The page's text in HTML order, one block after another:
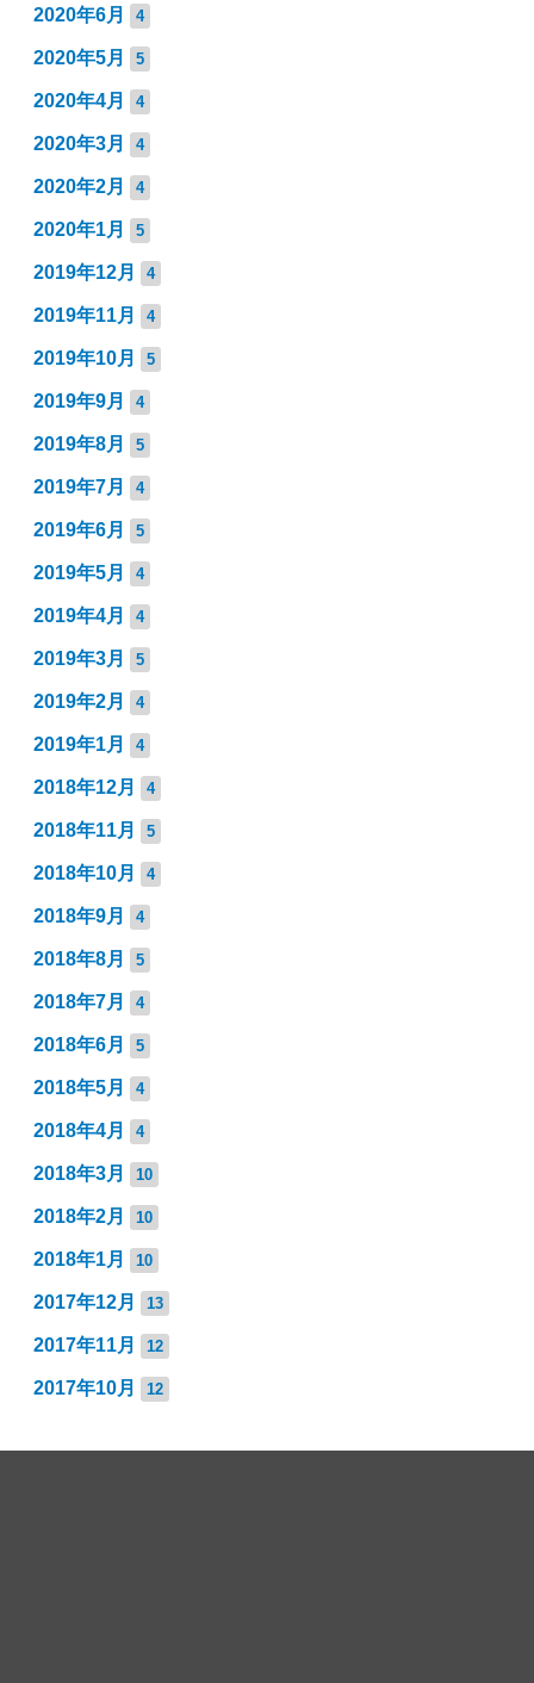
2020年6月 4
2020年5月 5
2020年4月 4
2020年3月 4
2020年2月 4
2020年1月 5
2019年12月 4
2019年11月 4
2019年10月 5
2019年9月 4
2019年8月 5
2019年7月 4
2019年6月 5
2019年5月 4
2019年4月 4
2019年3月 5
2019年2月 4
2019年1月 4
2018年12月 4
2018年11月 5
2018年10月 4
2018年9月 4
2018年8月 5
2018年7月 4
2018年6月 5
2018年5月 4
2018年4月 4
2018年3月 10
2018年2月 10
2018年1月 10
2017年12月 13
2017年11月 12
2017年10月 12